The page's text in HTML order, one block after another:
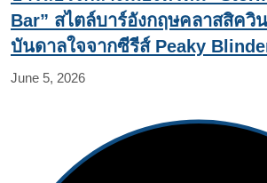
Bar” สไตล์บาร์อังกฤษคลาสสิควิ
บันดาลใจจากซีรีส์ Peaky
June 5, 2026